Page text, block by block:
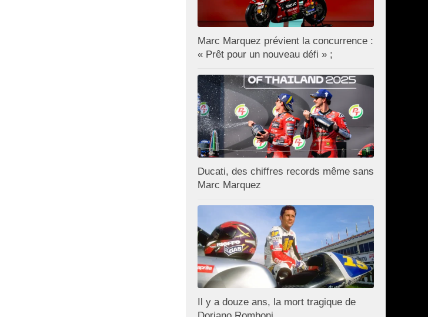
Marc Marquez prévient la concurrence :
« Prêt pour un nouveau défi » ;
Ducati, des chiffres records même sans
Marc Marquez
Il y a douze ans, la mort tragique de